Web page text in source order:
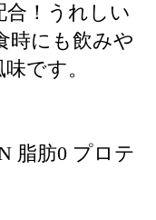
合！うれしい
時にも飲みや
です。
脂肪0 プロテ